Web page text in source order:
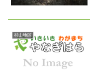
村山地区